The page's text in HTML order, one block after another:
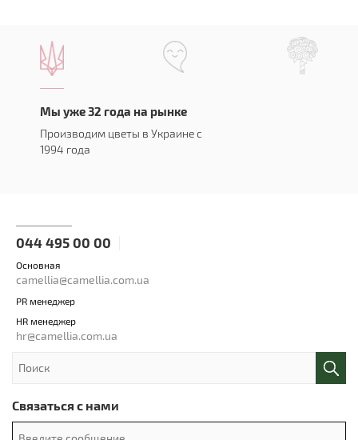
Мы уже 32 года на рынке
Производим цветы в Украине с
1994 года
044 495 00 00
Основная
camellia@camellia.com.ua
PR менеджер
HR менеджер
hr@camellia.com.ua
Связаться с нами